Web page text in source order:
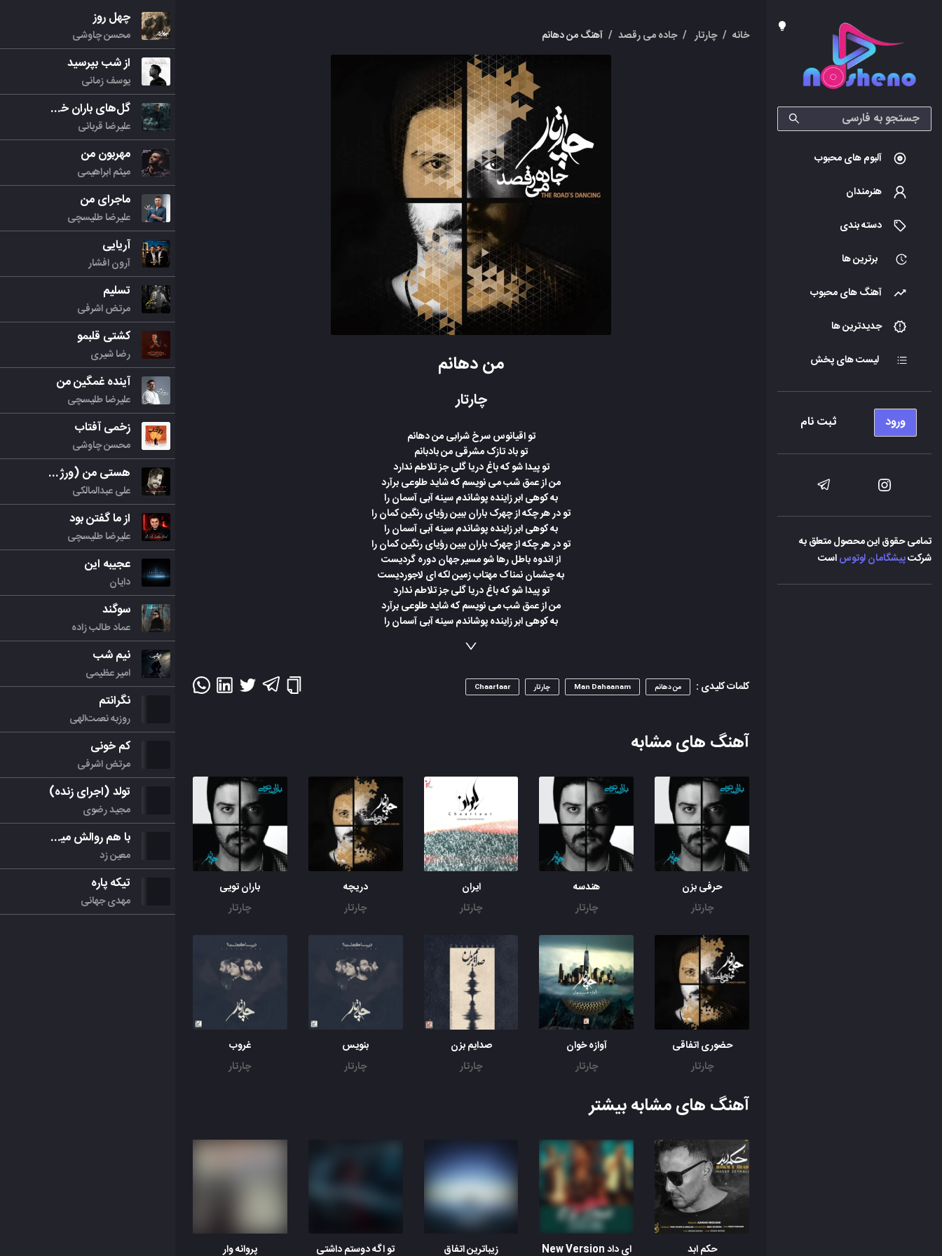
آلبوم های محبوب
هنرمندان
دسته بندی
برترین ها
آهنگ های محبوب
جدیدترین ها
لیست های پخش
ورود ثبت نام
تمامی حقوق این محصول متعلق به
شرکتپیشگامان لوتوساست
خانه / چارتار / جاده می رقصد / آهنگ من دهانم
من دهانم
چارتار
تو اقیانوس سرخ شرابی من دهانم
تو باد تازک مشرقی من بادبانم
تو پیدا شو که باغ دریا گلی جز تلاطم ندارد
من از عمق شب می نویسم که شاید طلوعی برآرد
به کوهی ابر زاینده پوشاندم سینه آبی آسمان را
تو در هر چکه از چهرک باران ببین رؤیای رنگین کمان را
به کوهی ابر زاینده پوشاندم سینه آبی آسمان را
تو در هر چکه از چهرک باران ببین رؤیای رنگین کمان را
از اندوه باطل رها شو مسیر جهان دوره گردیست
به چشمان نمناک مهتاب زمین لکه ای لاجوردیست
تو پیدا شو که باغ دریا گلی جز تلاطم ندارد
من از عمق شب می نویسم که شاید طلوعی برآرد
به کوهی ابر زاینده پوشاندم سینه آبی آسمان را
کلمات کلیدی : من دهانم Man Dahaanam چارتار Chaartaar
آهنگ های مشابه
حرفی بزن
چارتار
هندسه
چارتار
ایران
چارتار
دریچه
چارتار
باران تویی
چارتار
حضوری اتفاقی
چارتار
آوازه خوان
چارتار
‎صدایم بزن
چارتار
بنویس
چارتار
غروب
چارتار
آهنگ های مشابه بیشتر
حکم ابد ای داد New Version زیباترین اتفاق تو اگه دوستم داشتی پروانه وار
چهل روز
محسن چاوشی
از شب بپرسید
یوسف زمانی
گل‌های باران خورده
علیرضا قربانی
مهربون من
میثم ابراهیمی
ماجرای من
علیرضا طلیسچی
آریایی
آرون افشار
تسلیم
مرتض اشرفی
کشتی قلبمو
رضا شیری
آینده غمگین من
علیرضا طلیسچی
زخمی آفتاب
محسن چاوشی
هستی من (ورژن جدید)
علی عبدالمالکی
از ما گفتن بود
علیرضا طلیسچی
عجیبه این
دایان
سوگند
عماد طالب زاده
نیم شب
امیر عظیمی
نگرانتم
روزبه نعمت‌الهی
کم خونی
مرتض اشرفی
تولد (اجرای زنده)
مجید رضوی
با هم روالش میکنیم
معین زد
تیکه پاره
مهدی جهانی